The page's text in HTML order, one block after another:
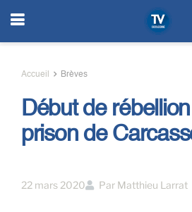
Accueil Brèves
Début de
prison de
22 mars 2020 Par Matthieu Larrat